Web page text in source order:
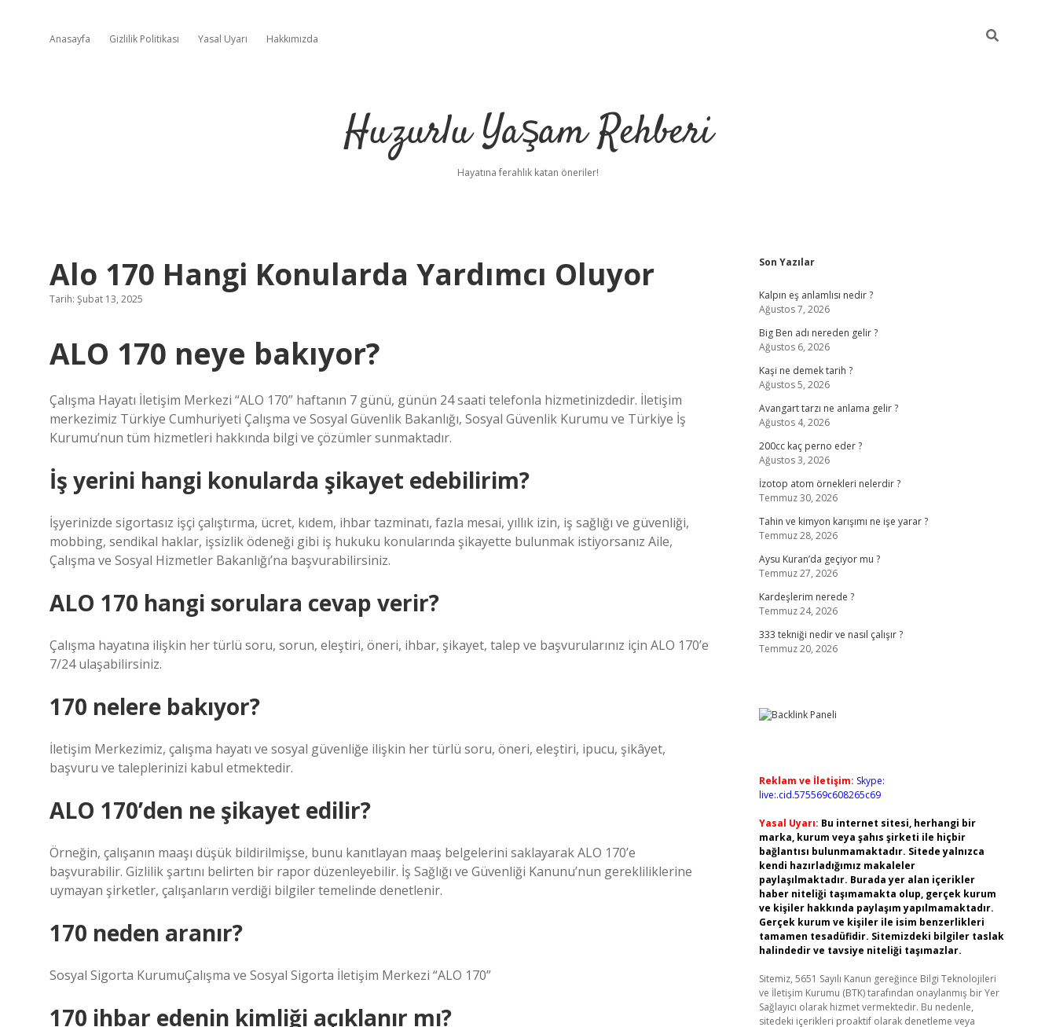
Anasayfa Gizlilik Politikası Yasal Uyarı Hakkımızda
Huzurlu Yaşam Rehberi
Hayatına ferahlık katan öneriler!
Alo 170 Hangi Konularda Yardımcı Oluyor
Tarih: Şubat 13, 2025
ALO 170 neye bakıyor?
Çalışma Hayatı İletişim Merkezi “ALO 170” haftanın 7 günü, günün 24 saati telefonla hizmetinizdedir. İletişim
merkezimiz Türkiye Cumhuriyeti Çalışma ve Sosyal Güvenlik Bakanlığı, Sosyal Güvenlik Kurumu ve Türkiye İş
Kurumu’nun tüm hizmetleri hakkında bilgi ve çözümler sunmaktadır.
İş yerini hangi konularda şikayet edebilirim?
İşyerinizde sigortasız işçi çalıştırma, ücret, kıdem, ihbar tazminatı, fazla mesai, yıllık izin, iş sağlığı ve güvenliği,
mobbing, sendikal haklar, işsizlik ödeneği gibi iş hukuku konularında şikayette bulunmak istiyorsanız Aile,
Çalışma ve Sosyal Hizmetler Bakanlığı’na başvurabilirsiniz.
ALO 170 hangi sorulara cevap verir?
Çalışma hayatına ilişkin her türlü soru, sorun, eleştiri, öneri, ihbar, şikayet, talep ve başvurularınız için ALO 170’e
7/24 ulaşabilirsiniz.
170 nelere bakıyor?
İletişim Merkezimiz, çalışma hayatı ve sosyal güvenliğe ilişkin her türlü soru, öneri, eleştiri, ipucu, şikâyet,
başvuru ve taleplerinizi kabul etmektedir.
ALO 170’den ne şikayet edilir?
Örneğin, çalışanın maaşı düşük bildirilmişse, bunu kanıtlayan maaş belgelerini saklayarak ALO 170’e
başvurabilir. Gizlilik şartını belirten bir rapor düzenleyebilir. İş Sağlığı ve Güvenliği Kanunu’nun gerekliliklerine
uymayan şirketler, çalışanların verdiği bilgiler temelinde denetlenir.
170 neden aranır?
Sosyal Sigorta KurumuÇalışma ve Sosyal Sigorta İletişim Merkezi “ALO 170”
170 ihbar edenin kimliği açıklanır mı?
Sidebar
Son Yazılar
Kalpın eş anlamlısı nedir ?
Ağustos 7, 2026
Big Ben adı nereden gelir ?
Ağustos 6, 2026
Kaşi ne demek tarih ?
Ağustos 5, 2026
Avangart tarzı ne anlama gelir ?
Ağustos 4, 2026
200cc kaç perno eder ?
Ağustos 3, 2026
İzotop atom örnekleri nelerdir ?
Temmuz 30, 2026
Tahin ve kimyon karışımı ne işe yarar ?
Temmuz 28, 2026
Aysu Kuran’da geçiyor mu ?
Temmuz 27, 2026
Kardeşlerim nerede ?
Temmuz 24, 2026
333 tekniği nedir ve nasıl çalışır ?
Temmuz 20, 2026
Reklam ve İletişim: Skype:
live:.cid.575569c608265c69
Yasal Uyarı: Bu internet sitesi, herhangi bir
marka, kurum veya şahıs şirketi ile hiçbir
bağlantısı bulunmamaktadır. Sitede yalnızca
kendi hazırladığımız makaleler
paylaşılmaktadır. Burada yer alan içerikler
haber niteliği taşımamakta olup, gerçek kurum
ve kişiler hakkında paylaşım yapılmamaktadır.
Gerçek kurum ve kişiler ile isim benzerlikleri
tamamen tesadüfidir. Sitemizdeki bilgiler taslak
halindedir ve tavsiye niteliği taşımazlar.
Sitemiz, 5651 Sayılı Kanun gereğince Bilgi Teknolojileri
ve İletişim Kurumu (BTK) tarafından onaylanmış bir Yer
Sağlayıcı olarak hizmet vermektedir. Bu nedenle,
sitedeki içerikleri proaktif olarak denetleme veya